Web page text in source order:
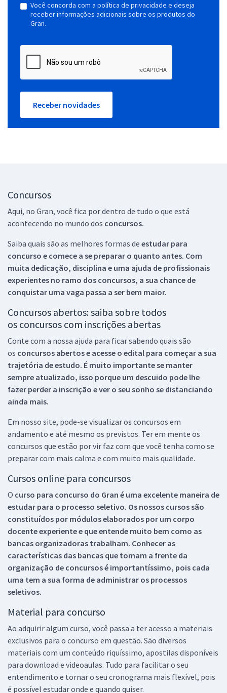
Você concorda com a política de privacidade e deseja
receber informações adicionais sobre os produtos do
Gran.
Receber novidades
Concursos
Aqui, no Gran, você fica por dentro de tudo o que está
acontecendo no mundo dos concursos.
Saiba quais são as melhores formas de estudar para
concurso e comece a se preparar o quanto antes. Com
muita dedicação, disciplina e uma ajuda de profissionais
experientes no ramo dos concursos, a sua chance de
conquistar uma vaga passa a ser bem maior.
Concursos abertos: saiba sobre todos
os concursos com inscrições abertas
Conte com a nossa ajuda para ficar sabendo quais são
os concursos abertos e acesse o edital para começar a sua
trajetória de estudo. É muito importante se manter
sempre atualizado, isso porque um descuido pode lhe
fazer perder a inscrição e ver o seu sonho se distanciando
ainda mais.
Em nosso site, pode-se visualizar os concursos em
andamento e até mesmo os previstos. Ter em mente os
concursos que estão por vir faz com que você tenha como se
preparar com mais calma e com muito mais qualidade.
Cursos online para concursos
O curso para concurso do Gran é uma excelente maneira de
estudar para o processo seletivo. Os nossos cursos são
constituídos por módulos elaborados por um corpo
docente experiente e que entende muito bem como as
bancas organizadoras trabalham. Conhecer as
características das bancas que tomam a frente da
organização de concursos é importantíssimo, pois cada
uma tem a sua forma de administrar os processos
seletivos.
Material para concurso
Ao adquirir algum curso, você passa a ter acesso a materiais
exclusivos para o concurso em questão. São diversos
materiais com um conteúdo riquíssimo, apostilas disponíveis
para download e videoaulas. Tudo para facilitar o seu
entendimento e tornar o seu cronograma mais flexível, pois
é possível estudar onde e quando quiser.